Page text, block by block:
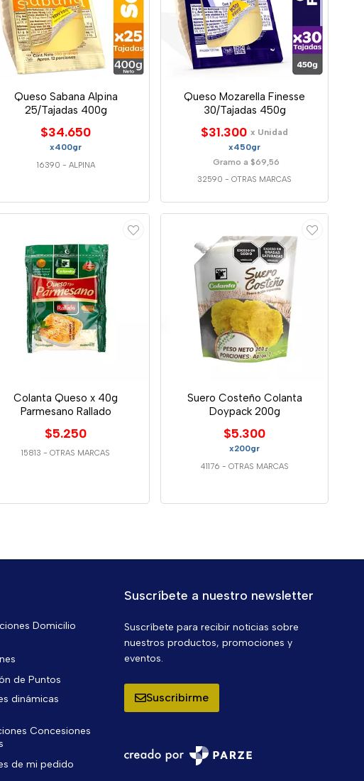
Queso Sabana Alpina
25/Tajadas 400g
$34.650
x400gr
16390 - ALPINA
Queso Mozarella Finesse
30/Tajadas 450g
$31.300 x Unidad
x450gr
Gramo a $69,56
32590 -OTRAS MARCAS
Colanta Queso x 40g
Parmesano Rallado
$5.250
15813 -OTRAS MARCAS
Suero Costeño Colanta
Doypack 200g
$5.300
x200gr
41176 - OTRAS MARCAS
Domicilio
de Puntos
dinámicas
Concesiones
de mi pedido
Suscríbete a nuestro newsletter
Suscríbete para recibir noticias sobre
nuestros productos, promociones y
eventos.
Suscribirme